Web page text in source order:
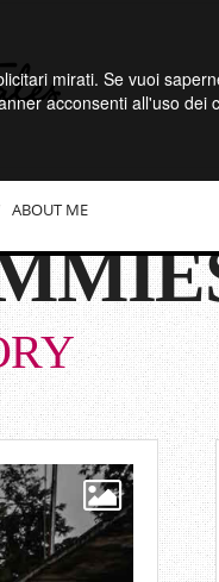
mirati. Se vuoi
acconsenti all'uso dei
ABOUT ME